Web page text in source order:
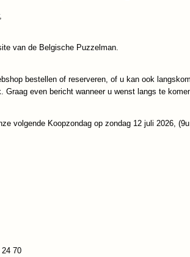
Productcode
EAN code
Omschrijving
Opgelet, komen pas rond 22 à 25 september
dan pas opgestuurd
van de Belgische Puzzelman.
bestellen of reserveren, of u kan ook
Graag even bericht wanneer u wenst langs te
volgende Koopzondag op zondag 12 juli 2026,
24 70